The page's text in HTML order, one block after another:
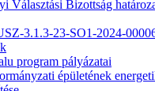
Választási Bizottság
3.1.3-23-SO1-2024-
program pályázatai
épületének